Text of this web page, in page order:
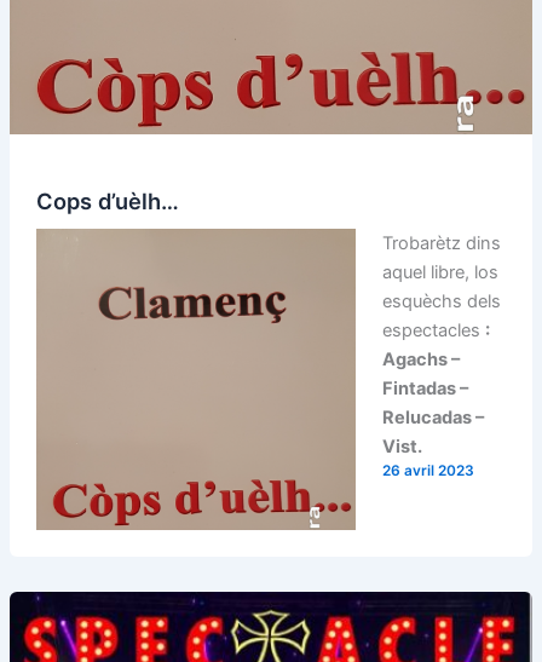
Cops d’uèlh…
Trobarètz dins
aquel libre, los
esquèchs dels
espectacles :
Agachs –
Fintadas –
Relucadas –
Vist.
26 avril 2023